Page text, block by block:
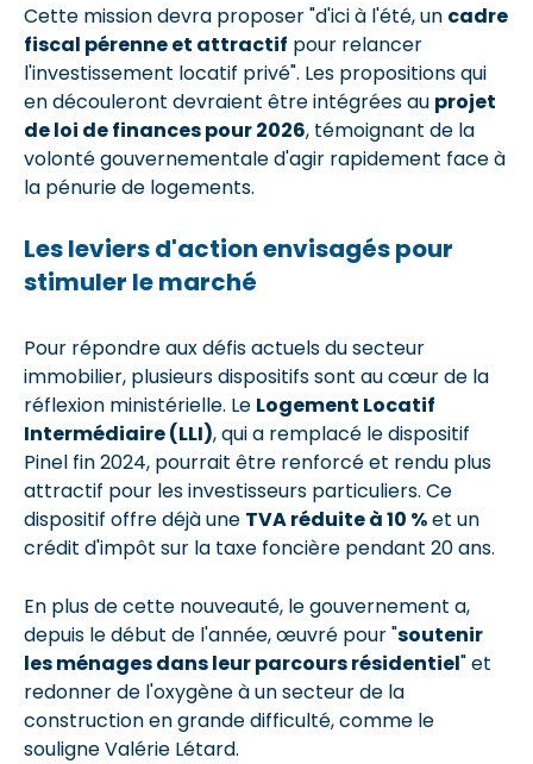
Cette mission devra proposer "d'ici à l'été, un cadre
fiscal pérenne et attractif pour relancer
l'investissement locatif privé". Les propositions qui
en découleront devraient être intégrées au projet
de loi de finances pour 2026, témoignant de la
volonté gouvernementale d'agir rapidement face à
la pénurie de logements.
Les leviers d'action envisagés pour
stimuler le marché
Pour répondre aux défis actuels du secteur
immobilier, plusieurs dispositifs sont au cœur de la
réflexion ministérielle. Le Logement Locatif
Intermédiaire (LLI), qui a remplacé le dispositif
Pinel fin 2024, pourrait être renforcé et rendu plus
attractif pour les investisseurs particuliers. Ce
dispositif offre déjà une TVA réduite à 10 %et un
crédit d'impôt sur la taxe foncière pendant 20 ans.
En plus de cette nouveauté, le gouvernement a,
depuis le début de l'année, œuvré pour "soutenir
les ménages dans leur parcours résidentiel" et
redonner de l'oxygène à un secteur de la
construction en grande difficulté, comme le
souligne Valérie Létard.